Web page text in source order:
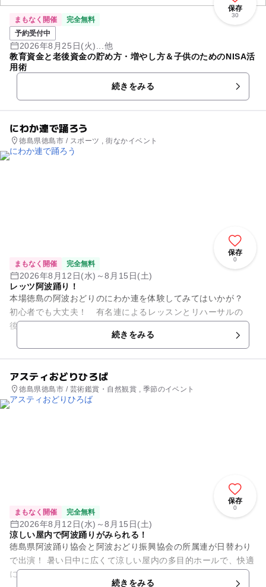
保存
30
まもなく開催
完全無料
予約受付中
2026年8月25日(火)...他
教育資金と老後資金の貯め方・増やし方＆子供のためのNISA活
用術
続きをみる
にわか連で踊ろう
徳島県徳島市 / スポーツ , 街なかイベント
保存
0
まもなく開催 完全無料
2026年8月12日(水)～8月15日(土)
レッツ阿波踊り！
本場徳島の阿波おどりのにわか連を体験してみてはいかが？
初心者でも大丈夫！ 有名連によるレッスンとリハーサルの
後、演舞場へ繰り出す。自由な服装で気軽に参加 OK！ 事前
の申込や料金は不要。踊る阿...続きをみる
アスティおどりひろば
徳島県徳島市 / 芸術鑑賞・自然観賞 , 季節のイベント
保存
0
まもなく開催 完全無料
2026年8月12日(水)～8月15日(土)
涼しい屋内で阿波踊りがみられる！
徳島県阿波踊り協会と阿波おどり振興協会の所属連が日替わり
で出演！ 暑い日中に広くて涼しい屋内の多目的ホールで、快適
に阿波おどりを鑑賞できる。入場無料（3,000席）全席自由・
続きをみる